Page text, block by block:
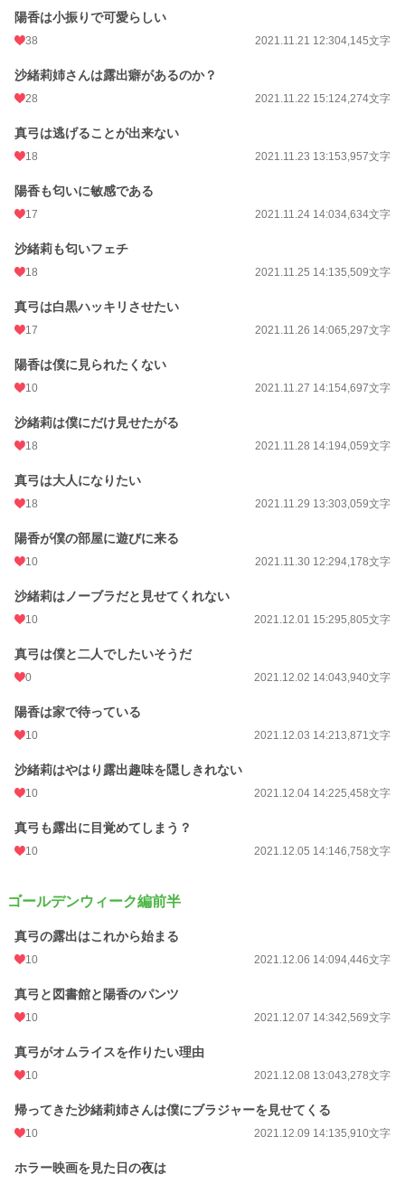
陽香は小振りで可愛らしい
38 2021.11.21 12:304,145文字
沙緒莉姉さんは露出癖があるのか？
28 2021.11.22 15:124,274文字
真弓は逃げることが出来ない
18 2021.11.23 13:153,957文字
陽香も匂いに敏感である
17 2021.11.24 14:034,634文字
沙緒莉も匂いフェチ
18 2021.11.25 14:135,509文字
真弓は白黒ハッキリさせたい
17 2021.11.26 14:065,297文字
陽香は僕に見られたくない
10 2021.11.27 14:154,697文字
沙緒莉は僕にだけ見せたがる
18 2021.11.28 14:194,059文字
真弓は大人になりたい
18 2021.11.29 13:303,059文字
陽香が僕の部屋に遊びに来る
10 2021.11.30 12:294,178文字
沙緒莉はノーブラだと見せてくれない
10 2021.12.01 15:295,805文字
真弓は僕と二人でしたいそうだ
0 2021.12.02 14:043,940文字
陽香は家で待っている
10 2021.12.03 14:213,871文字
沙緒莉はやはり露出趣味を隠しきれない
10 2021.12.04 14:225,458文字
真弓も露出に目覚めてしまう？
10 2021.12.05 14:146,758文字
ゴールデンウィーク編前半
真弓の露出はこれから始まる
10 2021.12.06 14:094,446文字
真弓と図書館と陽香のパンツ
10 2021.12.07 14:342,569文字
真弓がオムライスを作りたい理由
10 2021.12.08 13:043,278文字
帰ってきた沙緒莉姉さんは僕にブラジャーを見せてくる
10 2021.12.09 14:135,910文字
ホラー映画を見た日の夜は